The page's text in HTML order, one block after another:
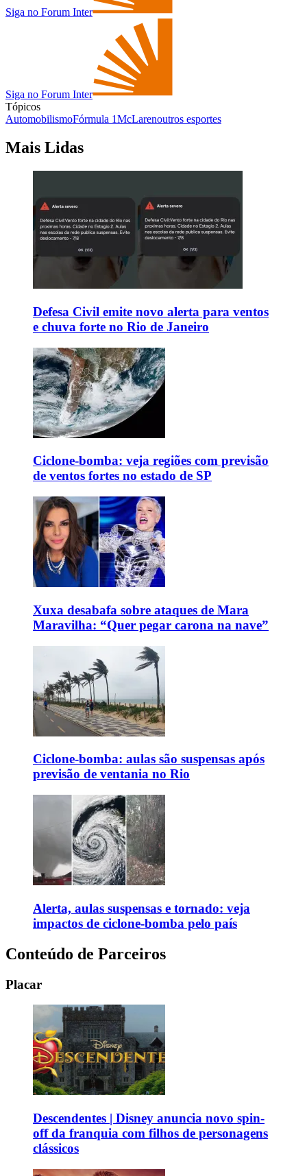
Siga no Forum Inter
Siga no Forum Inter
Tópicos
AutomobilismoFórmula 1McLarenoutros esportes
Mais Lidas
Defesa Civil emite novo alerta para ventos
e chuva forte no Rio de Janeiro
Ciclone-bomba: veja regiões com previsão
de ventos fortes no estado de SP
Xuxa desabafa sobre ataques de Mara
Maravilha: “Quer pegar carona na nave”
Ciclone-bomba: aulas são suspensas após
previsão de ventania no Rio
Alerta, aulas suspensas e tornado: veja
impactos de ciclone-bomba pelo país
Conteúdo de Parceiros
Placar
Descendentes | Disney anuncia novo spin-
off da franquia com filhos de personagens
clássicos